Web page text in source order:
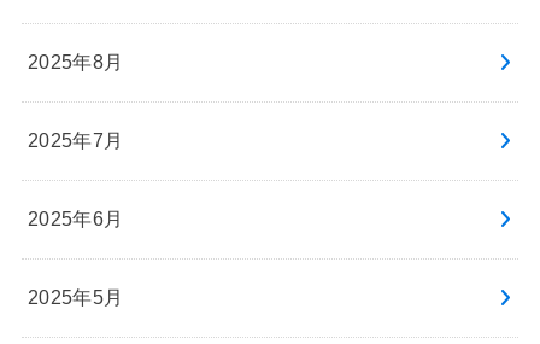
2025年8月
2025年7月
2025年6月
2025年5月